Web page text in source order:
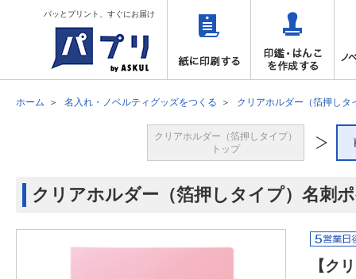
パッとプリント、すぐにお届け
ホーム 名入れ・ノベルティグッズをつくる クリアホルダー（箔押しタ
クリアホルダー（箔押しタイプ）
トップ
クリアホルダー（箔押しタイプ）名刺
【ク